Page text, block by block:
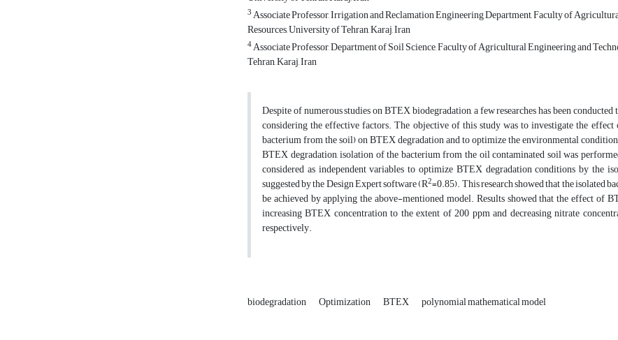
3Associate Professor, Irrigation and Reclamation Engineering Department, Faculty of
Resources, University of Tehran, Karaj, Iran
4Associate Professor, Department of Soil Science, Faculty of Agricultural Engineering and
Tehran, Karaj, Iran
Despite of numerous studies on BTEX biodegradation, a few researches has been
considering the effective factors. The objective of this study was to investigate the
bacterium from the soil) on BTEX degradation and to optimize the environmental
BTEX degradation, isolation of the bacterium from the oil contaminated soil was
considered as independent variables to optimize BTEX degradation conditions by the
suggested by the Design Expert software (R2=0.85). This research showed that the isolated
be achieved by applying the above-mentioned model. Results showed that the effect
increasing BTEX concentration to the extent of 200 ppm and decreasing nitrate
respectively.
biodegradation Optimization BTEX polynomial mathematical model